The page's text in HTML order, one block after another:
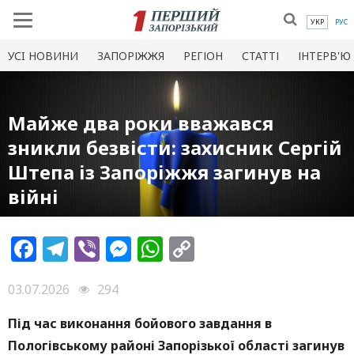
УКР РУС
УСI НОВИНИ ЗАПОРІЖЖЯ РЕГІОН СТАТТІ ІНТЕРВ'Ю
Майже два роки вважався
зникли безвісти: захисник Сергій
Штепа із Запоріжжя загинув на
війні
Facebook
Telegram
ViberMessenger
WhatsApp
03.07.2026
294
Під час виконання бойового завдання в
Пологівському районі Запорізької області загинув